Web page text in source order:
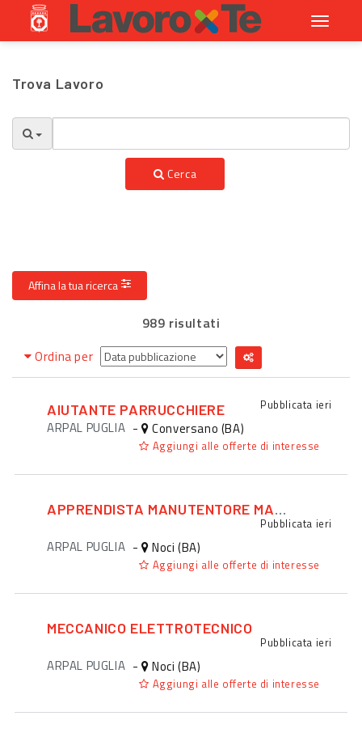
Toggle
Trova Lavoro
Cerca
Affina la tua ricerca
989 risultati
Ordina per
AIUTANTE PARRUCCHIERE Pubblicata ieri
ARPAL PUGLIA - Conversano (BA)
Aggiungi alle offerte di interesse
APPRENDISTA MANUTENTORE MACCHINARI
Pubblicata ieri
ARPAL PUGLIA - Noci (BA)
Aggiungi alle offerte di interesse
MECCANICO ELETTROTECNICO
Pubblicata ieri
ARPAL PUGLIA - Noci (BA)
Aggiungi alle offerte di interesse